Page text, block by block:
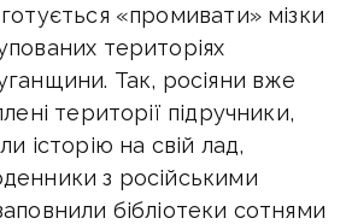
«промивати» мізки
територіях
Так, росіяни вже
території підручники,
історію на свій лад,
з російськими
бібліотеки сотнями